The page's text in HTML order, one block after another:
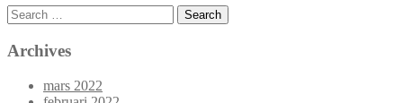
Archives
mars 2022